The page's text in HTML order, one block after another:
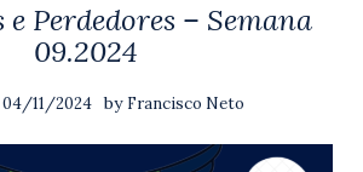
e Perdedores – Semana
09.2024
04/11/2024 by Francisco Neto